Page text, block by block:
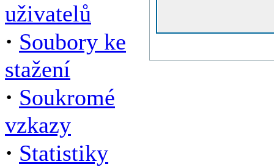
uživatelů
· Soubory ke
stažení
· Soukromé
vzkazy
· Statistiky